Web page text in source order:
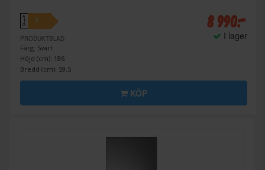
A
↑
G
E
PRODUKTBLAD
Färg: Svart
Höjd (cm): 186
Bredd (cm): 59.5
8 990:-
I lager
KÖP